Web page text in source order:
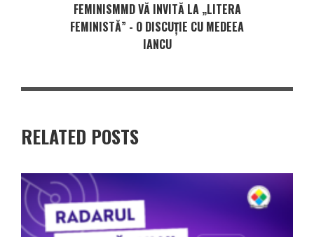
FEMINISMMD VĂ INVITĂ LA „LITERA
FEMINISTĂ” - O DISCUȚIE CU MEDEEA
IANCU
RELATED POSTS